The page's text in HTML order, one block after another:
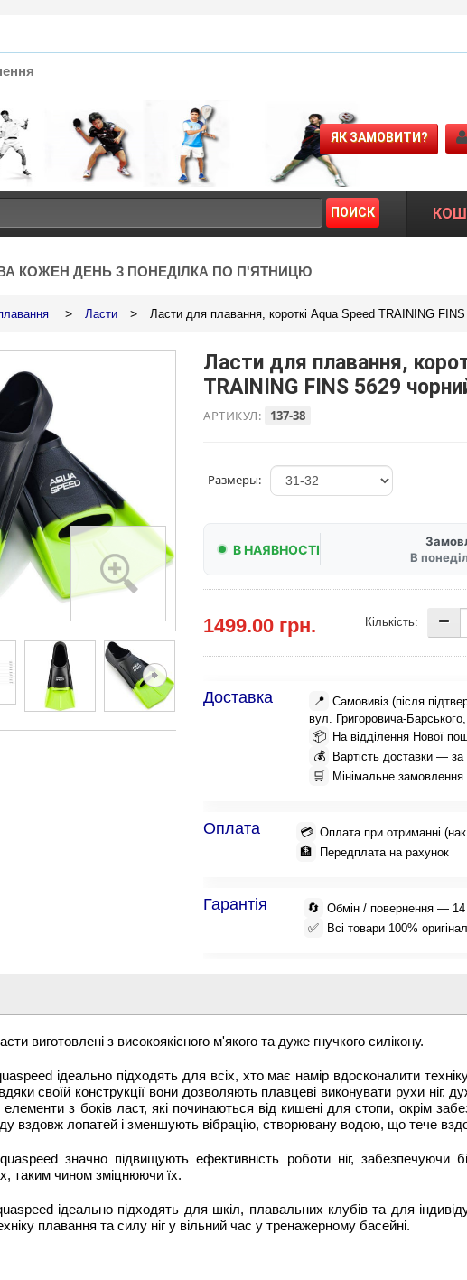
ПОИСК
ЯК ЗАМОВИТИ?
КОЖЕН ДЕНЬ З ПОНЕДІЛКА ПО П'ЯТНИЦЮ
> Ласти > Ласти для плавання, короткі Aqua Speed TRAINING
Ласти для плавання,
TRAINING FINS 5629
АРТИКУЛ: 137-38
Размеры:
В
В НАЯВНОСТІ
1499.00 грн. Кількість:
Доставка 📍 Самовивіз (після
вул. Григоровича-
📦 На відділення Нової
💰 Вартість доставки —
🛒 Мінімальне
Оплата 💳 Оплата при отриманні
🏦 Передплата на рахунок
Гарантія 🔄 Обмін / повернення — 14
✅ Всі товари 100% оригінал
виготовлені з високоякісного м'якого та дуже гнучкого силікону.
ідеально підходять для всіх, хто має намір вдосконалити
своїй конструкції вони дозволяють плавцеві виконувати рухи ніг,
з боків ласт, які починаються від кишені для стопи, окрім
вздовж лопатей і зменшують вібрацію, створювану водою, що тече
значно підвищують ефективність роботи ніг, забезпечуючи
таким чином зміцнюючи їх.
ідеально підходять для шкіл, плавальних клубів та для
плавання та силу ніг у вільний час у тренажерному басейні.